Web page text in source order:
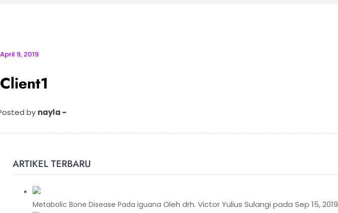
April 9, 2019
Client1
by nayla -
ARTIKEL TERBARU
Metabolic Bone Disease Pada Iguana Oleh drh. Victor Yulius Sulangi pada Sep 15, 2019